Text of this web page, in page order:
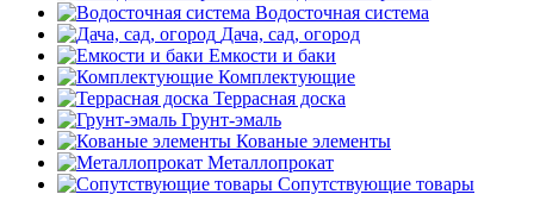
Водосточная система
Дача, сад, огород
Емкости и баки
Комплектующие
Террасная доска
Грунт-эмаль
Кованые элементы
Металлопрокат
Сопутствующие товары